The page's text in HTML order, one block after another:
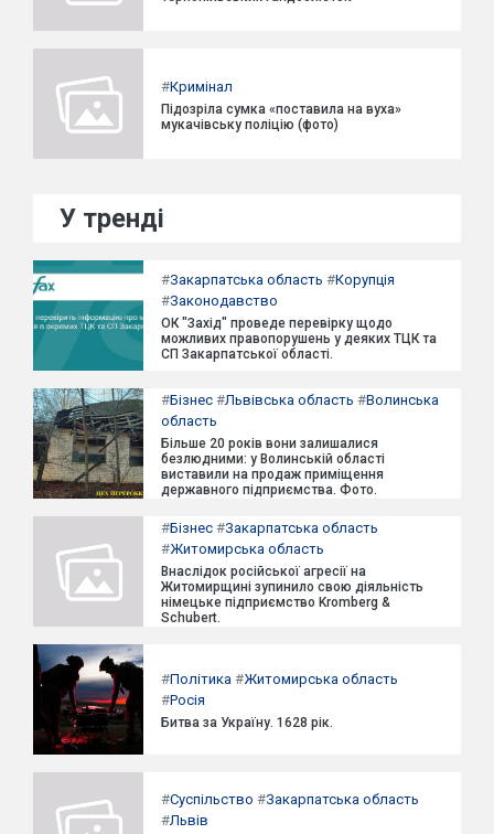
#Кримінал
Підозріла сумка «поставила на вуха»
мукачівську поліцію (фото)
У тренді
#Закарпатська область #Корупція
#Законодавство
ОК "Захід" проведе перевірку щодо
можливих правопорушень у деяких ТЦК та
СП Закарпатської області.
#Бізнес #Львівська область #Волинська
область
Більше 20 років вони залишалися
безлюдними: у Волинській області
виставили на продаж приміщення
державного підприємства. Фото.
#Бізнес #Закарпатська область
#Житомирська область
Внаслідок російської агресії на
Житомирщині зупинило свою діяльність
німецьке підприємство Kromberg &
Schubert.
#Політика #Житомирська область
#Росія
Битва за Україну. 1628 рік.
#Суспільство #Закарпатська область
#Львів